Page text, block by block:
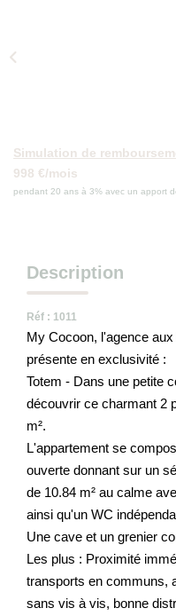
Simulation de
998 €/mois
pendant 20 ans à 3% avec un apport
Description
Réf : 1011
My Cocoon, l'agence
présente en exclusivité :
Totem - Dans une petite
découvrir ce charmant 2
m².
L'appartement se
ouverte donnant sur un
de 10.84 m² au calme
ainsi qu'un WC
Une cave et un grenier
Les plus : Proximité
transports en communs,
sans vis à vis, bonne